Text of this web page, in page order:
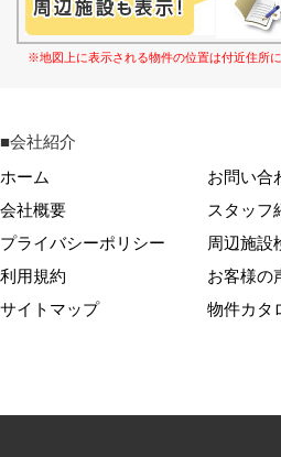
※地図上に表示される物件の位置は付近住所
■会社紹介
ホーム
会社概要
プライバシーポリシー
利用規約
サイトマップ
お問い合
スタッフ
周辺施設
お客様の
物件カタ